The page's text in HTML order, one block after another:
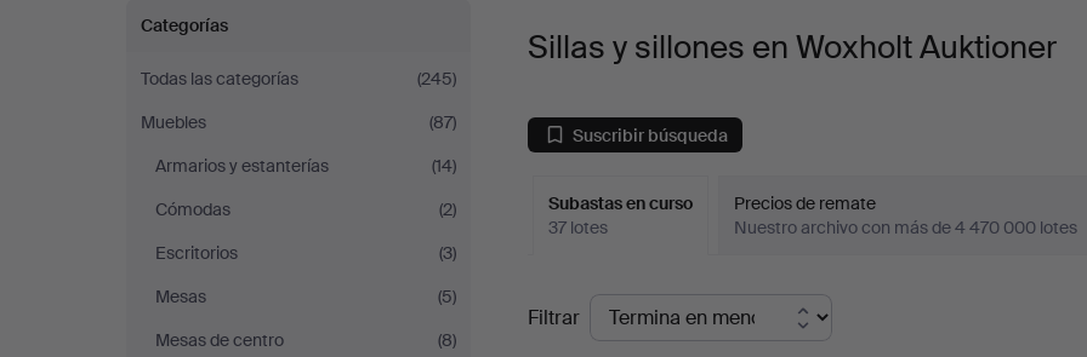
Sillas
y
sillones
en
Woxholt
Auktioner
Categorías
Todas las categorías
(245)
Muebles
(87)
Armarios y estanterías
(14)
Cómodas
(2)
Escritorios
(3)
Mesas
(5)
Mesas de centro
(8)
Sillas y sillones en Woxholt Auktioner
Suscribir búsqueda
Subastas en curso
37 lotes
Precios de remate
Nuestro archivo con más de 4 470 000 lotes
Subastas
en
Filtrar